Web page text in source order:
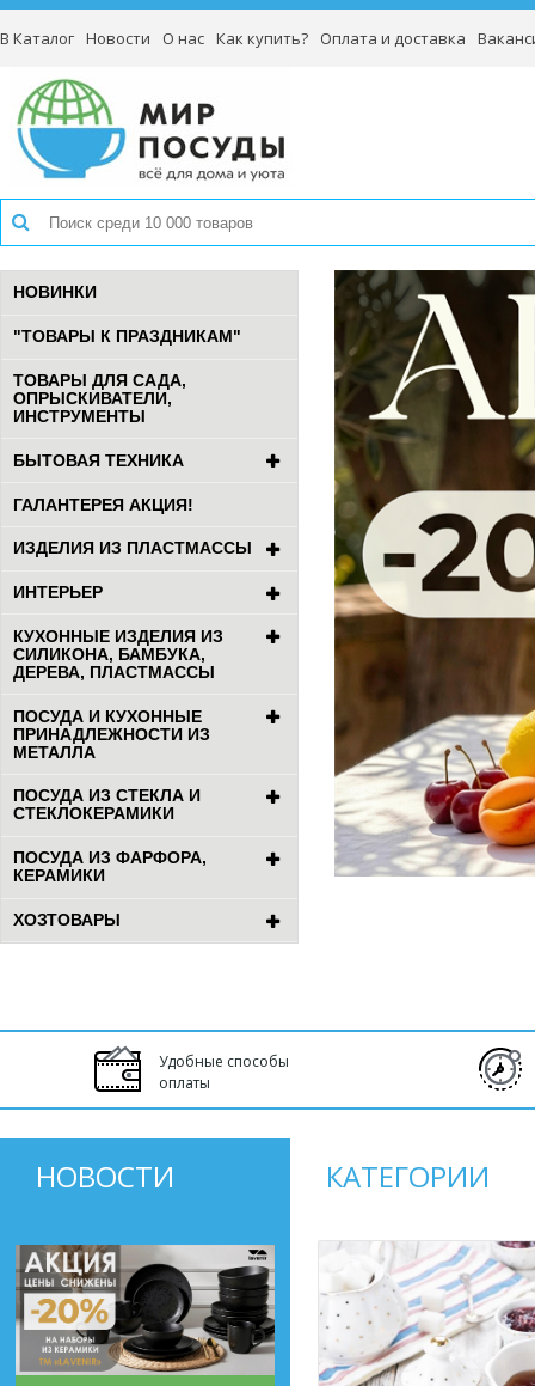
В Каталог Новости О нас Как купить? Оплата и доставка
НОВИНКИ
"ТОВАРЫ К ПРАЗДНИКАМ"
ТОВАРЫ ДЛЯ САДА,
ОПРЫСКИВАТЕЛИ,
ИНСТРУМЕНТЫ
БЫТОВАЯ ТЕХНИКА
ГАЛАНТЕРЕЯ АКЦИЯ!
ИЗДЕЛИЯ ИЗ ПЛАСТМАССЫ
ИНТЕРЬЕР
КУХОННЫЕ ИЗДЕЛИЯ ИЗ
СИЛИКОНА, БАМБУКА,
ДЕРЕВА, ПЛАСТМАССЫ
ПОСУДА И КУХОННЫЕ
ПРИНАДЛЕЖНОСТИ ИЗ
МЕТАЛЛА
ПОСУДА ИЗ СТЕКЛА И
СТЕКЛОКЕРАМИКИ
ПОСУДА ИЗ ФАРФОРА,
КЕРАМИКИ
ХОЗТОВАРЫ
Удобные способы
оплаты
НОВОСТИ КАТЕГОРИИ